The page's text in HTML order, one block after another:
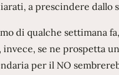
a prescindere dallo
di qualche settimana
se ne prospetta
per il NO